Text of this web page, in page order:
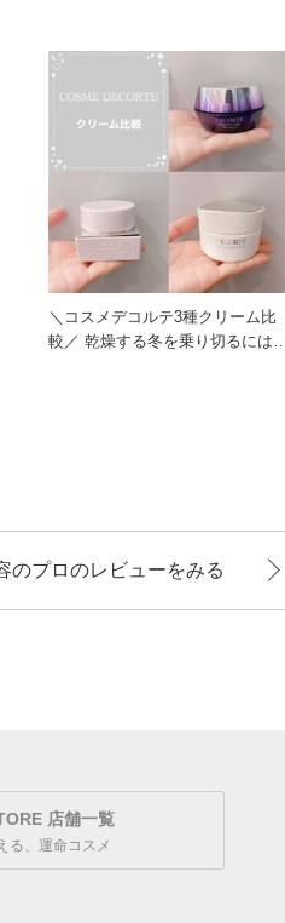
＼コスメデコルテ3種クリーム比
較／ 乾燥する冬を乗り切るにはク
のプロのレビューをみる
店舗一覧
る、運命コスメ